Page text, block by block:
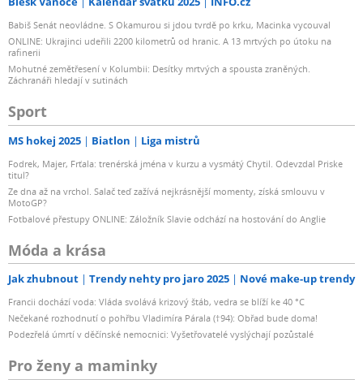
Babiš Senát neovládne. S Okamurou si jdou tvrdě po krku, Macinka vycouval
ONLINE: Ukrajinci udeřili 2200 kilometrů od hranic. A 13 mrtvých po útoku na
rafinerii
Mohutné zemětřesení v Kolumbii: Desítky mrtvých a spousta zraněných.
Záchranáři hledají v sutinách
Sport
MS hokej 2025 Biatlon Liga mistrů
Fodrek, Majer, Frťala: trenérská jména v kurzu a vysmátý Chytil. Odevzdal Priske
titul?
Ze dna až na vrchol. Salač teď zažívá nejkrásnější momenty, získá smlouvu v
MotoGP?
Fotbalové přestupy ONLINE: Záložník Slavie odchází na hostování do Anglie
Móda a krása
Jak zhubnout Trendy nehty pro jaro 2025 Nové make-up trendy
Francii dochází voda: Vláda svolává krizový štáb, vedra se blíží ke 40 °C
Nečekané rozhodnutí o pohřbu Vladimíra Párala (†94): Obřad bude doma!
Podezřelá úmrtí v děčínské nemocnici: Vyšetřovatelé vyslýchají pozůstalé
Pro ženy a maminky